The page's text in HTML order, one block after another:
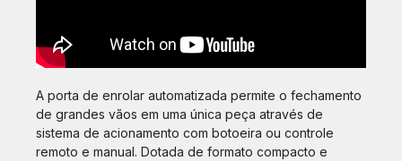
A porta de enrolar automatizada permite o fechamento
de grandes vãos em uma única peça através de
sistema de acionamento com botoeira ou controle
remoto e manual. Dotada de formato compacto e